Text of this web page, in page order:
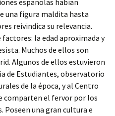
españolas habían
una figura maldita hasta
reivindica su relevancia.
factores: la edad aproximada y
Muchos de ellos son
Algunos de ellos estuvieron
de Estudiantes, observatorio
de la época, y al Centro
comparten el fervor por los
Poseen una gran cultura e